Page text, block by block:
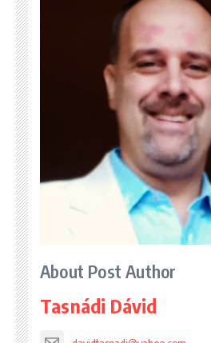
About Post Author
Tasnádi Dávid